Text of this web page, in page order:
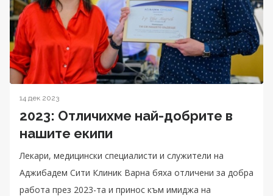
14 дек 2023
2023: Отличихме най-добрите в
нашите екипи
Лекари, медицински специалисти и служители на
Аджибадем Сити Клиник Варна бяха отличени за добра
работа през 2023-та и принос към имиджа на